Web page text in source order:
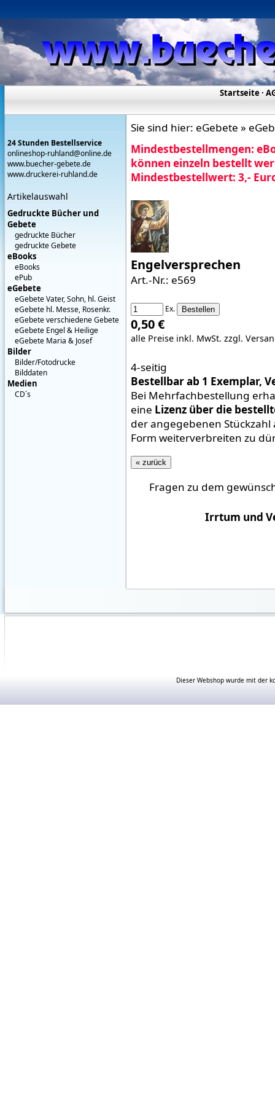
Startseite·
24 Stunden Bestellservice
onlineshop-ruhland@online.de
www.buecher-gebete.de
www.druckerei-ruhland.de
Artikelauswahl
Gedruckte Bücher und
Gebete
gedruckte Bücher
gedruckte Gebete
eBooks
eBooks
ePub
eGebete
eGebete Vater, Sohn, hl. Geist
eGebete hl. Messe, Rosenkr.
eGebete verschiedene Gebete
eGebete Engel & Heilige
eGebete Maria & Josef
Bilder
Bilder/Fotodrucke
Bilddaten
Medien
CD´s
Sie sind hier: eGebete »
Mindestbestellmengen:
können einzeln bestellt
Mindestbestellwert: 3,-
Engelversprechen
Art.-Nr.: e569
Ex.
0,50 €
alle Preise inkl. MwSt. zzgl.
4-seitig
Bestellbar ab 1 Exemplar,
Bei Mehrfachbestellung
eine Lizenz über die
der angegebenen
Form weiterverbreiten zu
« zurück
Fragen zu dem
Irrtum und
Dieser Webshop wurde mit der